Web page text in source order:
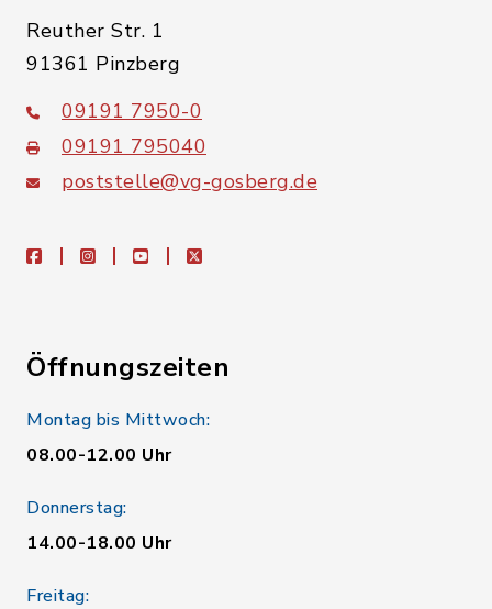
Reuther Str. 1
91361 Pinzberg
09191 7950-0
09191 795040
poststelle@vg-gosberg.de
facebookinstagramyoutubeX
Öffnungszeiten
Montag bis Mittwoch:
08.00-12.00 Uhr
Donnerstag:
14.00-18.00 Uhr
Freitag: